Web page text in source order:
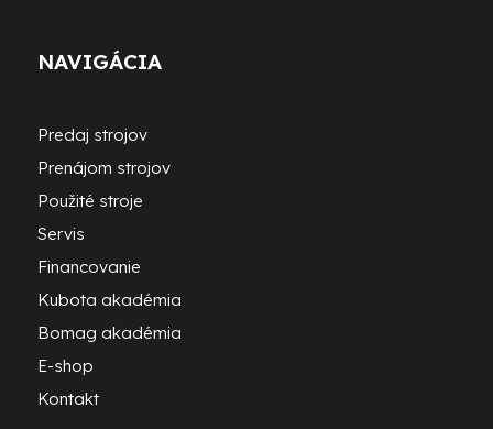
NAVIGÁCIA
Predaj strojov
Prenájom strojov
Použité stroje
Servis
Financovanie
Kubota akadémia
Bomag akadémia
E-shop
Kontakt